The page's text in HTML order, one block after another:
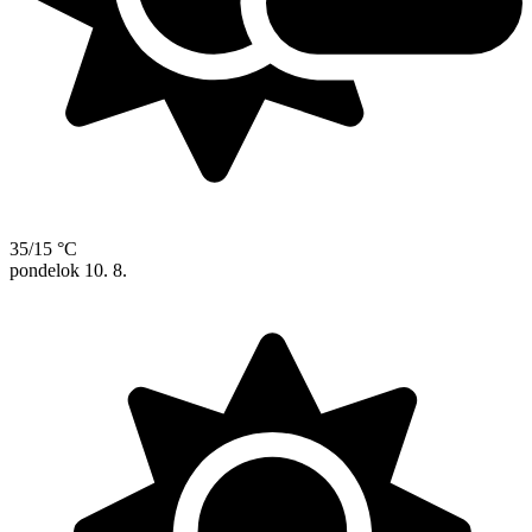
35/15 °C
pondelok 10. 8.